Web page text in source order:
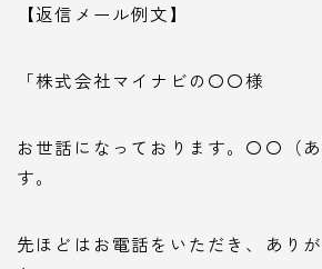
【返信メール例文】
「株式会社マイナビの〇〇様
お世話になっております。〇〇（
す。
先ほどはお電話をいただき、あり